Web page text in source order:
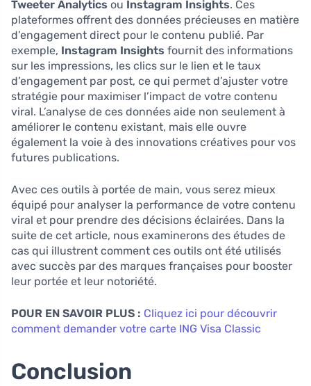
Tweeter Analytics ou Instagram Insights. Ces
plateformes offrent des données précieuses en matière
d’engagement direct pour le contenu publié. Par
exemple, Instagram Insights fournit des informations
sur les impressions, les clics sur le lien et le taux
d’engagement par post, ce qui permet d’ajuster votre
stratégie pour maximiser l’impact de votre contenu
viral. L’analyse de ces données aide non seulement à
améliorer le contenu existant, mais elle ouvre
également la voie à des innovations créatives pour vos
futures publications.
Avec ces outils à portée de main, vous serez mieux
équipé pour analyser la performance de votre contenu
viral et pour prendre des décisions éclairées. Dans la
suite de cet article, nous examinerons des études de
cas qui illustrent comment ces outils ont été utilisés
avec succès par des marques françaises pour booster
leur portée et leur notoriété.
POUR EN SAVOIR PLUS : Cliquez ici pour découvrir
comment demander votre carte ING Visa Classic
Conclusion